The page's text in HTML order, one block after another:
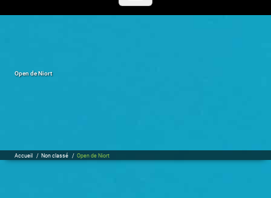
Open de Niort
Accueil / Non classé / Open de Niort